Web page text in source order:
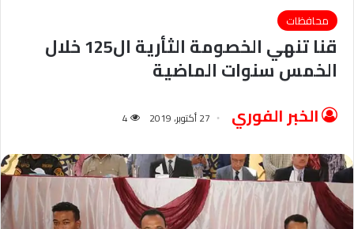
محافظات
قنا تنهي الخصومة الثأرية ال125 خلال
الخمس سنوات الماضية
الخبر الفوري 27 أكتوبر، 2019 4